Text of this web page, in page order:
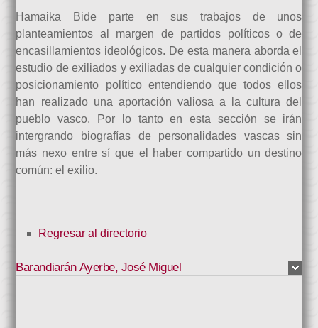
Hamaika Bide parte en sus trabajos de unos
planteamientos al margen de partidos políticos o de
encasillamientos ideológicos. De esta manera aborda el
estudio de exiliados y exiliadas de cualquier condición o
posicionamiento político entendiendo que todos ellos
han realizado una aportación valiosa a la cultura del
pueblo vasco. Por lo tanto en esta sección se irán
intergrando biografías de personalidades vascas sin
más nexo entre sí que el haber compartido un destino
común: el exilio.
Regresar al directorio
Barandiarán Ayerbe, José Miguel